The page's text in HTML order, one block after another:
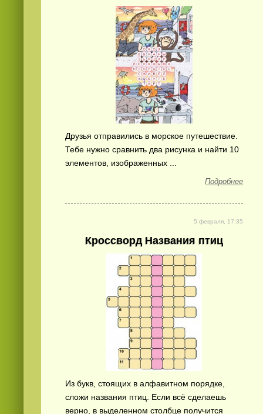
Друзья отправились в морское путешествие.
Тебе нужно сравнить два рисунка и найти 10
элементов, изображенных ...
Подробнее
5 февраля, 17:35
Кроссворд Названия птиц
Из букв, стоящих в алфавитном порядке,
сложи названия птиц. Если всё сделаешь
верно, в выделенном столбце получится